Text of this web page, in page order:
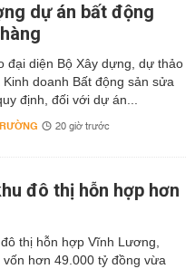
dự án bất động
đại diện Bộ Xây dựng, dự thảo
Kinh doanh Bất động sản sửa
định, đối với dự án...
20 giờ trước
đô thị hỗn hợp hơn
thị hỗn hợp Vĩnh Lương,
vốn hơn 49.000 tỷ đồng vừa